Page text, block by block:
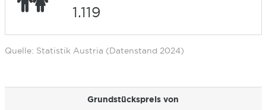
1.119
Quelle: Statistik Austria (Datenstand 2024)
Grundstückspreis von